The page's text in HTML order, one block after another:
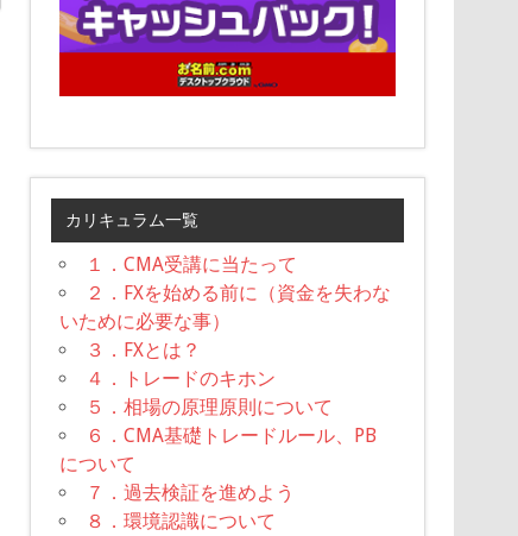
カリキュラム一覧
１．CMA受講に当たって
２．FXを始める前に（資金を失わな
いために必要な事）
３．FXとは？
４．トレードのキホン
５．相場の原理原則について
６．CMA基礎トレードルール、PB
について
７．過去検証を進めよう
８．環境認識について